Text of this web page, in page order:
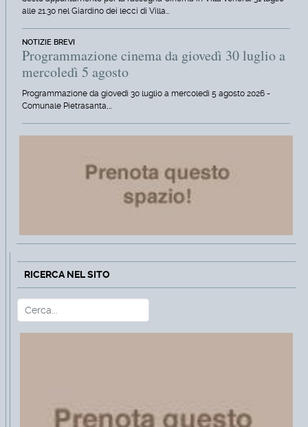
alle 21.30 nel Giardino dei lecci di Villa…
NOTIZIE BREVI
Programmazione cinema da giovedì 30 luglio a
mercoledì 5 agosto
Programmazione da giovedì 30 luglio a mercoledì 5 agosto 2026 -
Comunale Pietrasanta,…
RICERCA NEL SITO
Cerca Type 2 or more characters for